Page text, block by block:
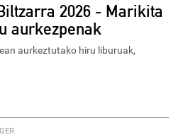
2026 - Marikita
aurkezpenak
aurkeztutako hiru liburuak,